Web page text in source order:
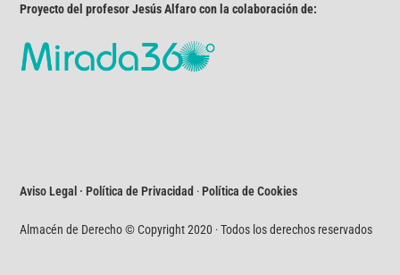
Proyecto del profesor Jesús Alfaro con la colaboración de:
Aviso Legal · Política de Privacidad ·Política de Cookies
Almacén de Derecho © Copyright 2020 · Todos los derechos reservados